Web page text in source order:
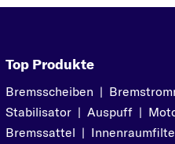
Top Produkte
Bremsscheiben |
Stabilisator | Auspuff |
Bremssattel |